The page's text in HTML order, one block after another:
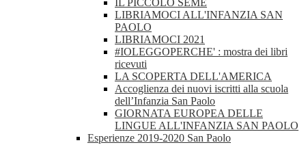
IL PICCOLO SEME
LIBRIAMOCI ALL'INFANZIA SAN
PAOLO
LIBRIAMOCI 2021
#IOLEGGOPERCHE' : mostra dei libri
ricevuti
LA SCOPERTA DELL'AMERICA
Accoglienza dei nuovi iscritti alla scuola
dell’Infanzia San Paolo
GIORNATA EUROPEA DELLE
LINGUE ALL'INFANZIA SAN PAOLO
Esperienze 2019-2020 San Paolo